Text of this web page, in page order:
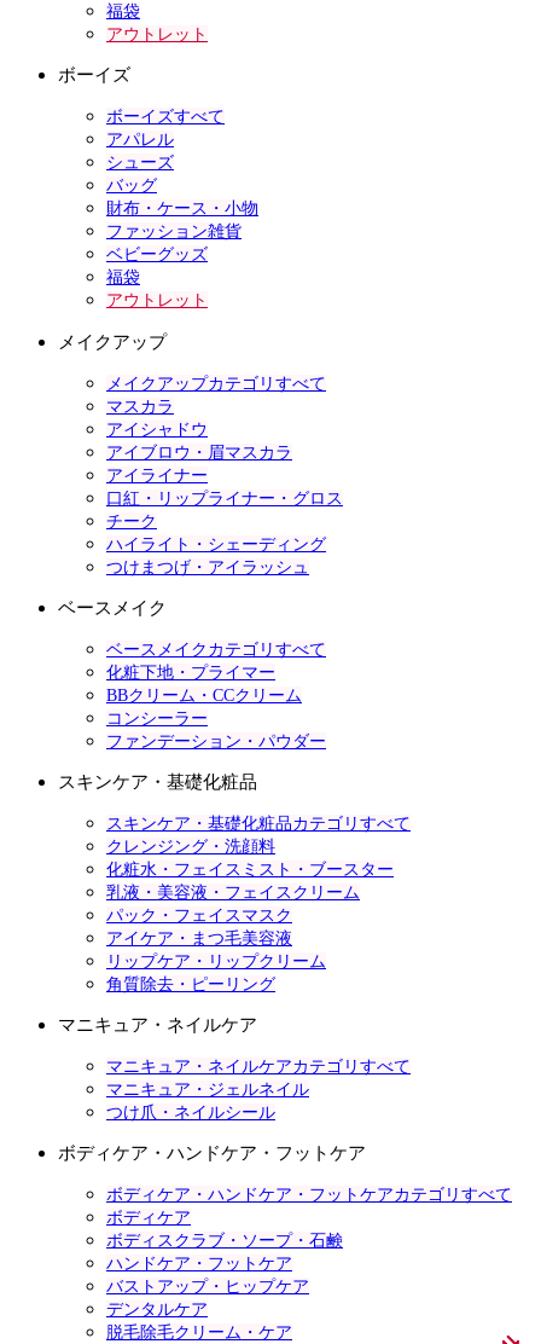
福袋
アウトレット
ボーイズ
ボーイズすべて
アパレル
シューズ
バッグ
財布・ケース・小物
ファッション雑貨
ベビーグッズ
福袋
アウトレット
メイクアップ
メイクアップカテゴリすべて
マスカラ
アイシャドウ
アイブロウ・眉マスカラ
アイライナー
口紅・リップライナー・グロス
チーク
ハイライト・シェーディング
つけまつげ・アイラッシュ
ベースメイク
ベースメイクカテゴリすべて
化粧下地・プライマー
BBクリーム・CCクリーム
コンシーラー
ファンデーション・パウダー
スキンケア・基礎化粧品
スキンケア・基礎化粧品カテゴリすべて
クレンジング・洗顔料
化粧水・フェイスミスト・ブースター
乳液・美容液・フェイスクリーム
パック・フェイスマスク
アイケア・まつ毛美容液
リップケア・リップクリーム
角質除去・ピーリング
マニキュア・ネイルケア
マニキュア・ネイルケアカテゴリすべて
マニキュア・ジェルネイル
つけ爪・ネイルシール
ボディケア・ハンドケア・フットケア
ボディケア・ハンドケア・フットケアカテゴリすべて
ボディケア
ボディスクラブ・ソープ・石鹸
ハンドケア・フットケア
バストアップ・ヒップケア
デンタルケア
脱毛除毛クリーム・ケア